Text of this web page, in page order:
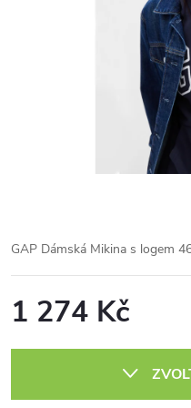
GAP Dámská Mikina s logem
1 274 Kč